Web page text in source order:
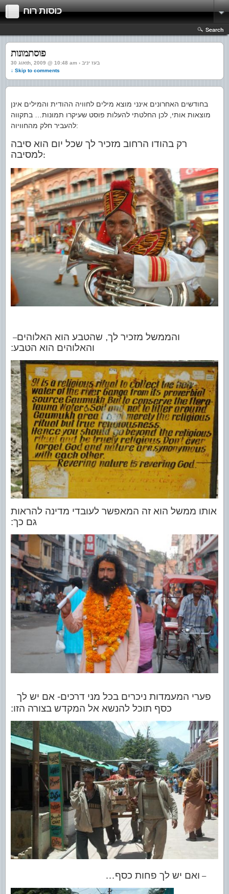
כוסות רוח
Search
פוסתמונות
אוג 30th, 2009 @ 10:48 am › בעז יניב
↓ Skip to comments
בחודשים האחרונים אינני מוצא מילים לחוויה ההודית והמילים אינן
מוצאות אותי, לכן החלטתי להעלות פוסט שעיקרו תמונות… בתקווה
להעביר חלק מהחוויוה:
רק בהודו הרחוב מזכיר לך שכל יום הוא סיבה
למסיבה:
–והממשל מזכיר לך, שהטבע הוא האלוהים
והאלוהים הוא הטבע:
אותו ממשל הוא זה המאפשר לעובדי מדינה להראות
גם כך:
פערי המעמדות ניכרים בכל מני דרכים- אם יש לך
כסף תוכל להנשא אל המקדש בצורה הזו:
– ואם יש לך פחות כסף…